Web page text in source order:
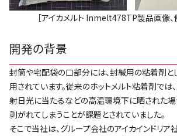
［アイカメルト Inmelt478TP製品画像、
開発の背景
封筒や宅配袋の口部分には、封緘用の粘着剤と
用されています。従来のホットメルト粘着剤では
射日光に当たるなどの高温環境下に晒された場
剥がれてしまうことが課題とされていました。
そこで当社は、グループ会社のアイカインドリア社